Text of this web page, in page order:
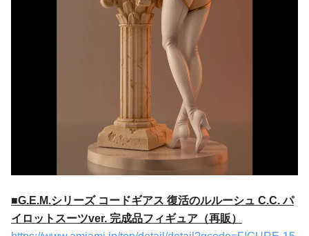
■G.E.M.シリーズ コードギアス 復活のルルーシュ C.C. パ
イロットスーツver. 完成品フィギュア（再販）